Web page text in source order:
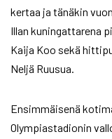
kertaa ja tänäkin
Illan kuningattarena
Kaija Koo sekä
Neljä Ruusua.
Ensimmäisenä
Olympiastadionin